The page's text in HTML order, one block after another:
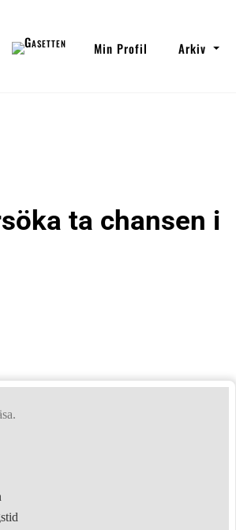
Min Profil Arkiv
ta chansen i